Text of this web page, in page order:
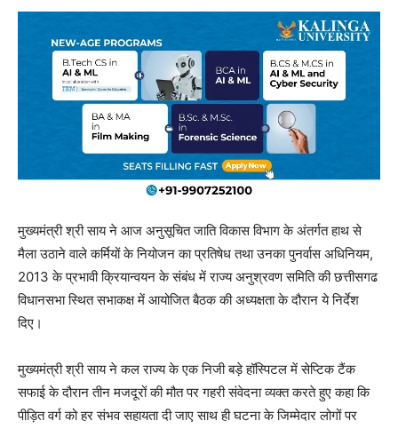
मुख्यमंत्री श्री साय ने आज अनुसूचित जाति विकास विभाग के अंतर्गत हाथ से
मैला उठाने वाले कर्मियों के नियोजन का प्रतिषेध तथा उनका पुनर्वास अधिनियम,
2013 के प्रभावी क्रियान्वयन के संबंध में राज्य अनुश्रवण समिति की छत्तीसगढ
विधानसभा स्थित सभाकक्ष में आयोजित बैठक की अध्यक्षता के दौरान ये निर्देश
दिए।
मुख्यमंत्री श्री साय ने कल राज्य के एक निजी बड़े हॉस्पिटल में सेप्टिक टैंक
सफाई के दौरान तीन मजदूरों की मौत पर गहरी संवेदना व्यक्त करते हुए कहा कि
पीड़ित वर्ग को हर संभव सहायता दी जाए साथ ही घटना के जिम्मेदार लोगों पर